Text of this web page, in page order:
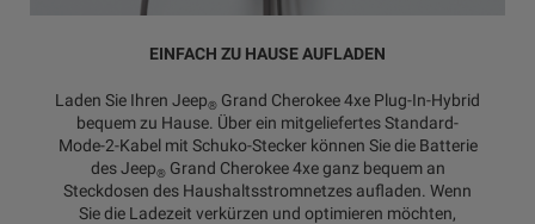
EINFACH ZU HAUSE AUFLADEN
Laden Sie Ihren Jeep® Grand Cherokee 4xe Plug-In-Hybrid
bequem zu Hause. Über ein mitgeliefertes Standard-
Mode-2-Kabel mit Schuko-Stecker können Sie die Batterie
des Jeep®Grand Cherokee 4xe ganz bequem an
Steckdosen des Haushaltsstromnetzes aufladen. Wenn
Sie die Ladezeit verkürzen und optimieren möchten,